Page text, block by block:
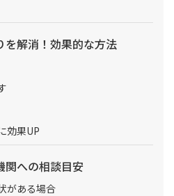
を解消！効果的な方法
効果UP
関への相談目安
がある場合